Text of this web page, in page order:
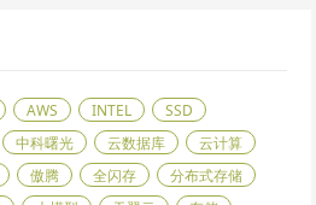
AWS INTEL
SSD
中科曙光 云数据库
云计算
傲腾 全闪存
分布式存储